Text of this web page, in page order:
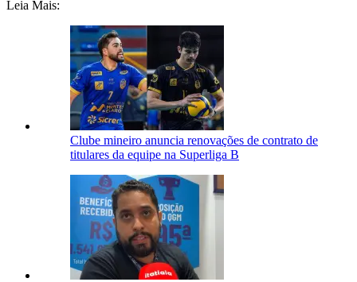
Leia Mais:
Clube mineiro anuncia renovações de contrato de
titulares da equipe na Superliga B